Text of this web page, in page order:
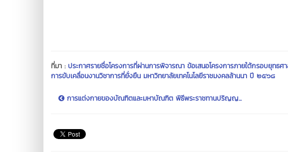
ที่มา : ประกาศรายชื่อโครงการที่ผ่านการพิจารณา ข้อเสนอโครงการภายใต้กรอบยุทธ
การขับเคลื่อนงานวิชาการที่ยั่งยืน มหาวิทยาลัยเทคโนโลยีราชมงคลล้านนา ปี ๒๕๖๘
การแต่งกายของบัณฑิตและมหาบัณฑิต พิธีพระราชทานปริญญ...